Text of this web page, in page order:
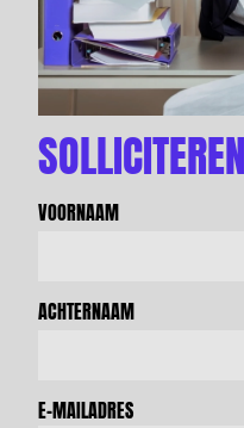
SOLLICITEREN
VOORNAAM
ACHTERNAAM
E-MAILADRES